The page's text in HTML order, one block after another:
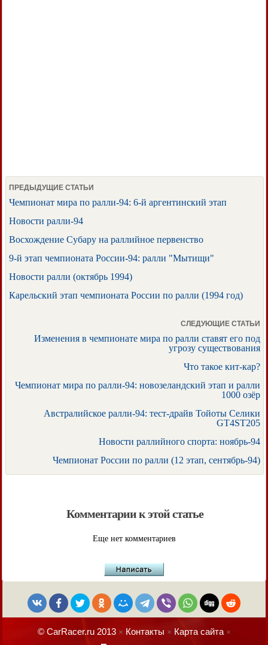
ПРЕДЫДУЩИЕ СТАТЬИ
Чемпионат мира по ралли-94: 6-й аргентинский этап
Новости ралли-94
Восхождение Субару на раллийное первенство
9-й этап чемпионата России-94: ралли "Мытищи"
Новости ралли (октябрь 1994)
Карельский этап чемпионата России по ралли (1994 год)
СЛЕДУЮЩИЕ СТАТЬИ
Изменения в чемпионате мира по ралли ставят его под
угрозу существования
Что такое кит-кар?
Чемпионат мира по ралли-94: новозеландский этап и ралли
1000 озёр
Австралийское ралли-94: тест-драйв Тойоты Селики
GT4ST205
Новости раллийного спорта: ноябрь-94
Чемпионат России по ралли (12 этап, сентябрь-94)
Комментарии к этой статье
Еще нет комментариев
© CarRacer.ru 2013× Контакты × Карта сайта×